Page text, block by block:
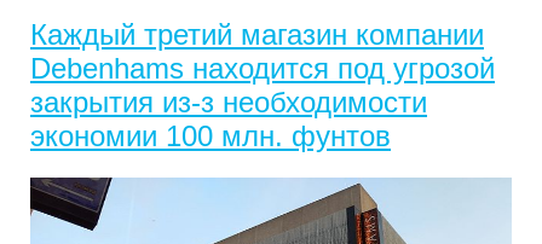
Каждый третий магазин компании
Debenhams находится под угрозой
закрытия из-з необходимости
экономии 100 млн. фунтов